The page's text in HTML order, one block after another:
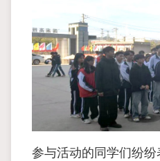
参与活动的同学们纷